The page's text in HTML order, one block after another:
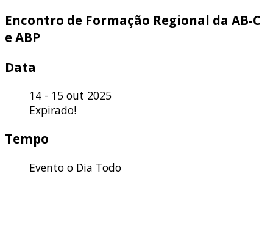
Encontro de Formação Regional da AB-C
e ABP
Data
14 - 15 out 2025
Expirado!
Tempo
Evento o Dia Todo